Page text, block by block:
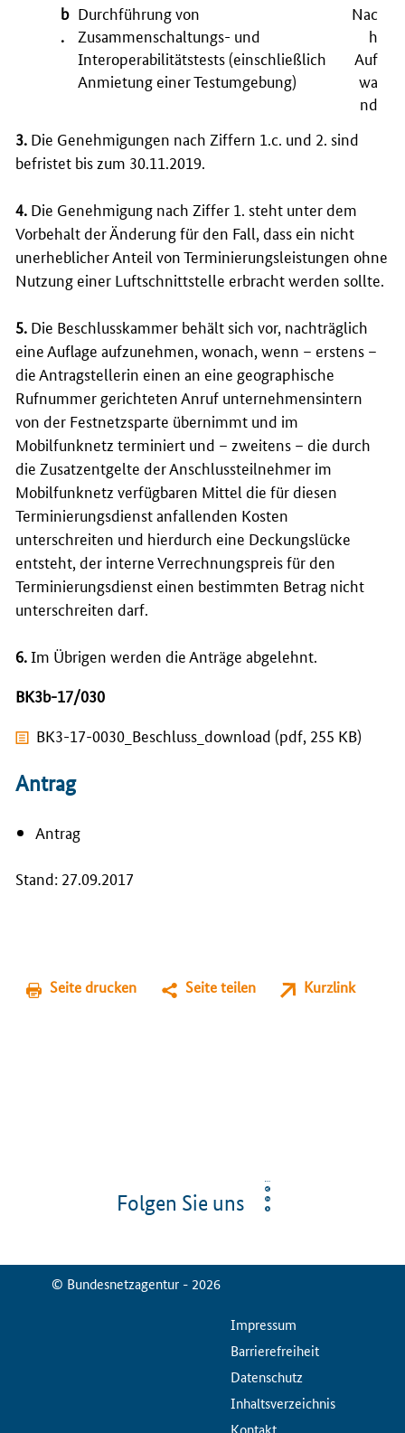
b
.
Durchführung von
Zusammenschaltungs- und
Interoperabilitätstests (einschließlich
Anmietung einer Testumgebung)
Nac
h
Auf
wa
nd
3. Die Genehmigungen nach Ziffern 1.c. und 2. sind
befristet bis zum 30.11.2019.
4. Die Genehmigung nach Ziffer 1. steht unter dem
Vorbehalt der Änderung für den Fall, dass ein nicht
unerheblicher Anteil von Terminierungsleistungen ohne
Nutzung einer Luftschnittstelle erbracht werden sollte.
5. Die Beschlusskammer behält sich vor, nachträglich
eine Auflage aufzunehmen, wonach, wenn – erstens –
die Antragstellerin einen an eine geographische
Rufnummer gerichteten Anruf unternehmensintern
von der Festnetzsparte übernimmt und im
Mobilfunknetz terminiert und – zweitens – die durch
die Zusatzentgelte der Anschlussteilnehmer im
Mobilfunknetz verfügbaren Mittel die für diesen
Terminierungsdienst anfallenden Kosten
unterschreiten und hierdurch eine Deckungslücke
entsteht, der interne Verrechnungspreis für den
Terminierungsdienst einen bestimmten Betrag nicht
unterschreiten darf.
6.Im Übrigen werden die Anträge abgelehnt.
BK3b-17/030
BK3-17-0030_Beschluss_download (pdf, 255 KB)
Antrag
Antrag
Stand: 27.09.2017
Seite drucken Seite teilen Kurzlink
Folgen Sie uns
© Bundesnetzagentur - 2026
ServiceMenuImpressum
Barrierefreiheit
Datenschutz
Inhaltsverzeichnis
Kontakt